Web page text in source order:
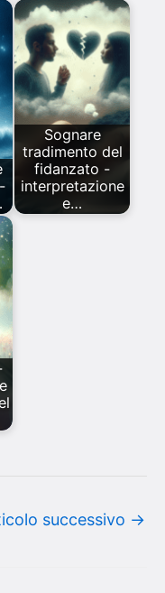
Sognare
tradimento del
fidanzato -
interpretazione
e…
successivo →